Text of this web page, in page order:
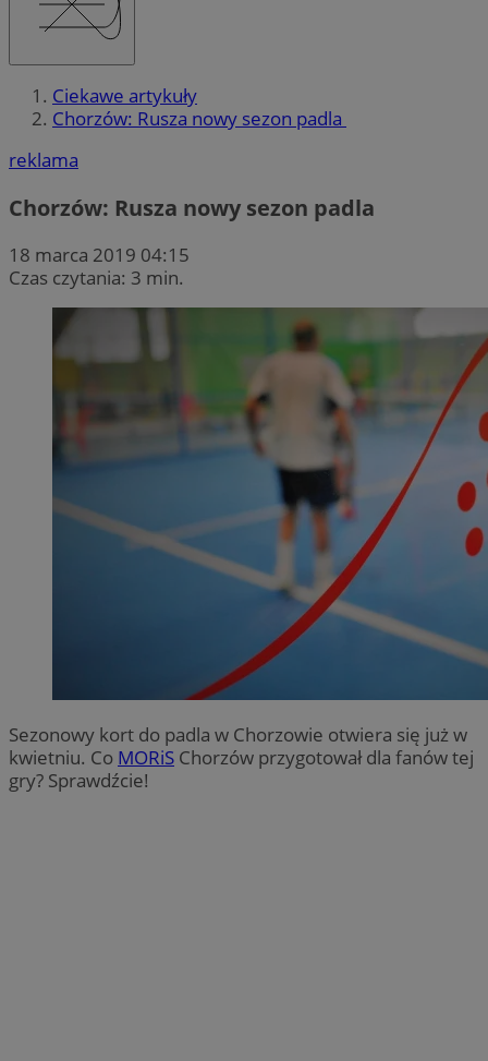
Ciekawe artykuły
Chorzów: Rusza nowy sezon padla
reklama
Chorzów: Rusza nowy sezon padla
18 marca 2019 04:15
Czas czytania: 3 min.
Sezonowy kort do padla w Chorzowie otwiera się już w
kwietniu. Co MORiS Chorzów przygotował dla fanów tej
gry? Sprawdźcie!